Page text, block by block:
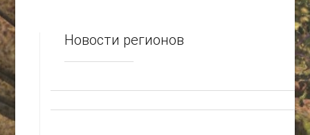
Новости регионов